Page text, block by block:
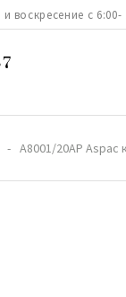
с
A8001/20АР Aspac